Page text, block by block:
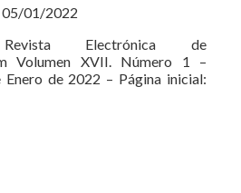
05/01/2022
Electrónica de
Volumen XVII. Número 1 –
Enero de 2022 – Página inicial: